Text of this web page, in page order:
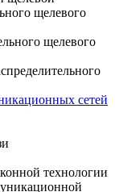
щелевого
щелевого
сетей
технологии